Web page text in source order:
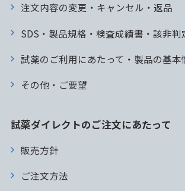
注文内容の変更・キャンセル・返品
SDS・製品規格・検査成績書・該非判
試薬のご利用にあたって・製品の基本
その他・ご要望
試薬ダイレクトのご注文にあたって
販売方針
ご注文方法